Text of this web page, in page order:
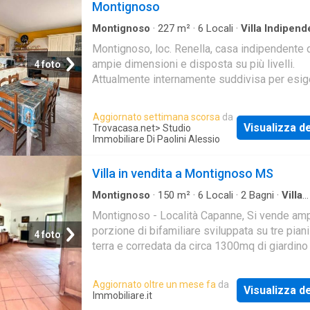
le necessità
4 foto
Montignoso
Montignoso · 227 m² · 6 Locali · Villa
Montignoso, loc. Renella, casa indipendente
ampie dimensioni e disposta su più livelli.
Attualmente internamente suddivisa per
immobiliare. Attuale composizione interna:
- ingresso, cucina e soggiorno open space e
terrazza al piano primo mansardato; taverna
bagno al piano seminterrato. UNITA' 2 -
soggiorno, cucina semi abitabile, 1 ampia
cameretta e 1 bagno a piano terra. Piccolo
perimetrale con 2 posti auto coperti. Impianto
Aggiornato settimana scorsa da
Trovacasa.net> Studio
Immobiliare Di Paolini Alessio
Visualizza
4 foto
Villa in vendita a Montignoso MS
Montignoso · 150 m² · 6 Locali · 2 Bagni · Villa
Montignoso - Località Capanne, Si vende
porzione di bifamiliare sviluppata su tre
terra e corredata da circa 1300mq di giardino
Aggiornato oltre un mese fa da
Immobiliare.it
Visualizza